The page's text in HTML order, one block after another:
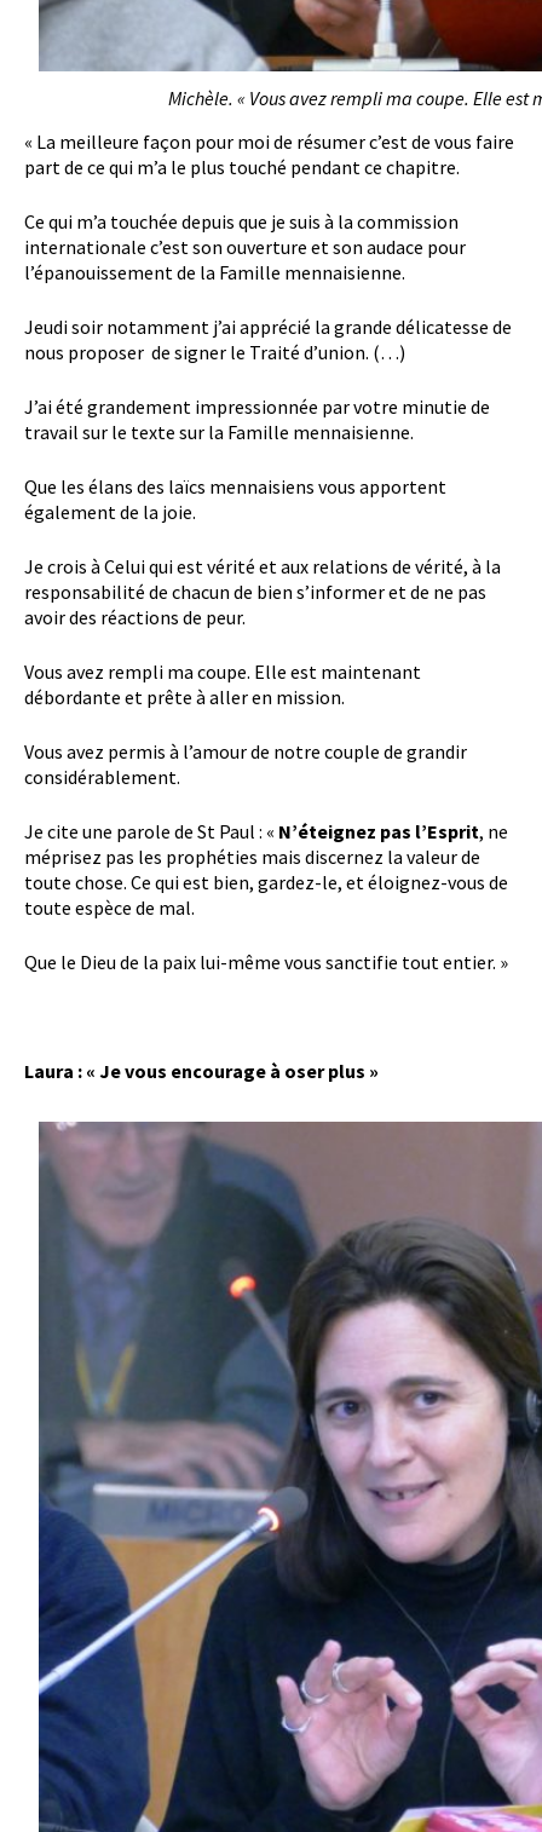
Michèle. « Vous avez rempli ma coupe. Elle
« La meilleure façon pour moi de résumer c’est de vous faire
part de ce qui m’a le plus touché pendant ce chapitre.
Ce qui m’a touchée depuis que je suis à la commission
internationale c’est son ouverture et son audace pour
l’épanouissement de la Famille mennaisienne.
Jeudi soir notamment j’ai apprécié la grande délicatesse de
nous proposer de signer le Traité d’union. (…)
J’ai été grandement impressionnée par votre minutie de
travail sur le texte sur la Famille mennaisienne.
Que les élans des laïcs mennaisiens vous apportent
également de la joie.
Je crois à Celui qui est vérité et aux relations de vérité, à la
responsabilité de chacun de bien s’informer et de ne pas
avoir des réactions de peur.
Vous avez rempli ma coupe. Elle est maintenant
débordante et prête à aller en mission.
Vous avez permis à l’amour de notre couple de grandir
considérablement.
Je cite une parole de St Paul : « N’éteignez pas l’Esprit, ne
méprisez pas les prophéties mais discernez la valeur de
toute chose. Ce qui est bien, gardez-le, et éloignez-vous de
toute espèce de mal.
Que le Dieu de la paix lui-même vous sanctifie tout entier. »
Laura : « Je vous encourage à oser plus »